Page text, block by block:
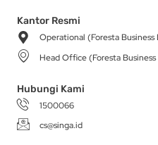
a
g
r
a
m
b
o
-
t
r
i
Kantor Resmi
Operational (Foresta
Head Office (Foresta
Hubungi Kami
1500066
cs@singa.id